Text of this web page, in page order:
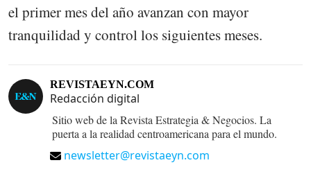
el primer mes del año avanzan con mayor
tranquilidad y control los siguientes meses.
REVISTAEYN.COM
Redacción digital
Sitio web de la Revista Estrategia & Negocios. La
puerta a la realidad centroamericana para el mundo.
newsletter@revistaeyn.com